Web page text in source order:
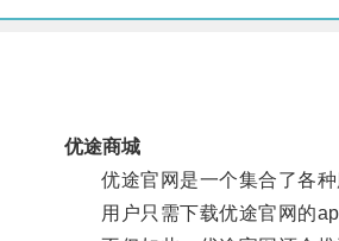
优途商城
优途官网是一个集合了各种
用户只需下载优途官网的